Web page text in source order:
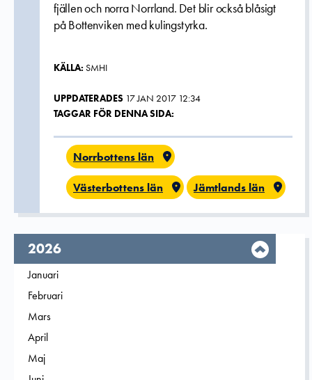
fjällen och norra Norrland. Det blir också blåsigt
på Bottenviken med kulingstyrka.
KÄLLA: SMHI
UPPDATERADES 17 JAN 2017 12:34
TAGGAR FÖR DENNA SIDA:
Norrbottens län
Västerbottens län Jämtlands län
År,
2026
Filtrera på
Januari
Filtrera på
Februari
Filtrera på
Mars
Filtrera på
April
Filtrera på
Maj